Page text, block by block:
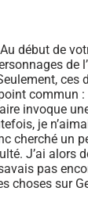
début de
de
ces
commun :
invoque
je
cherché un
J’ai alors
pas
choses sur